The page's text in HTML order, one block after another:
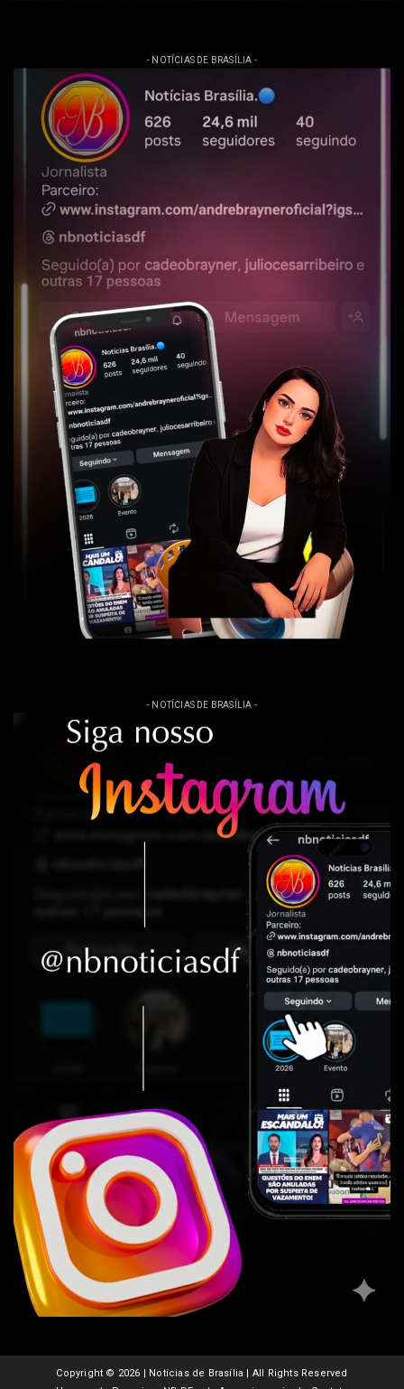
- NOTÍCIAS DE BRASÍLIA -
- NOTÍCIAS DE BRASÍLIA -
Copyright © 2026 | Notícias de Brasília | All Rights Reserved